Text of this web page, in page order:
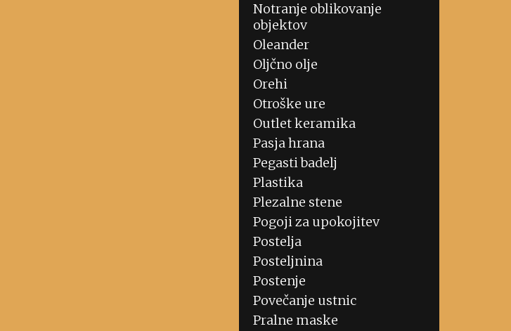
Notranje oblikovanje
objektov
Oleander
Oljčno olje
Orehi
Otroške ure
Outlet keramika
Pasja hrana
Pegasti badelj
Plastika
Plezalne stene
Pogoji za upokojitev
Postelja
Posteljnina
Postenje
Povečanje ustnic
Pralne maske